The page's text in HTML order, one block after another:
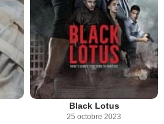
Black Lotus
25 octobre 2023